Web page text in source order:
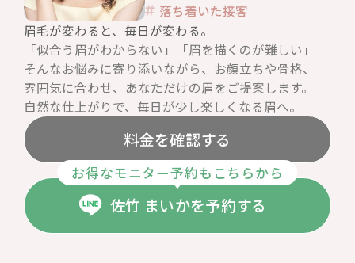
落ち着いた接客
眉毛が変わると、毎日が変わる。
「似合う眉がわからない」「眉を描くのが難しい」
そんなお悩みに寄り添いながら、お顔立ちや骨格、
雰囲気に合わせ、あなただけの眉をご提案します。
自然な仕上がりで、毎日が少し楽しくなる眉へ。
料金を確認する
お得なモニター予約もこちらから
佐竹 まいかを予約する